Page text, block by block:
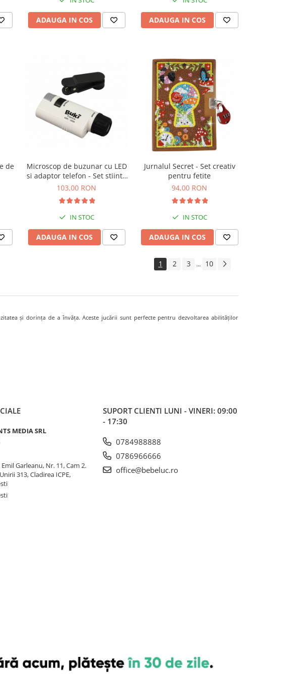
ADAUGA IN COS ADAUGA IN COS
de
Microscop de buzunar cu LED
si adaptor telefon - Set stiinta
pentru copii
103,00 RON
IN STOC
ADAUGA IN COS
Jurnalul Secret - Set creativ
pentru fetite
94,00 RON
IN STOC
ADAUGA IN COS
1 2 3 ... 10
și dorința de a învăța. Aceste jucării sunt perfecte pentru dezvoltarea abilităților
MEDIA SRL
Garleanu, Nr. 11, Cam 2.
313, Cladirea ICPE,
SUPORT CLIENTI LUNI - VINERI: 09:00
- 17:30
0784988888
0786966666
office@bebeluc.ro